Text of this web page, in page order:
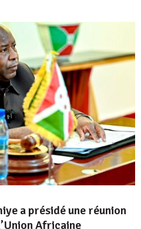
a présidé une réunion
Africaine